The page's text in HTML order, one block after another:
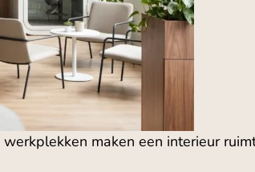
maken een interieur